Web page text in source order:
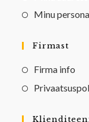
Minu
Firmast
Firma info